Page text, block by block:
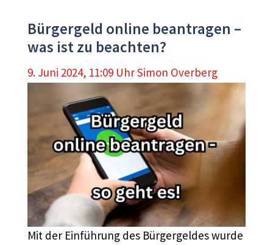
Bürgergeld online beantragen –
was ist zu beachten?
9. Juni 2024, 11:09 UhrSimon Overberg
Mit der Einführung des Bürgergeldes wurde